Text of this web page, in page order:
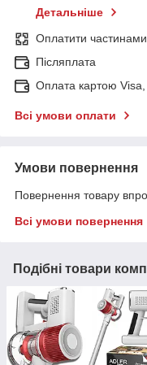
Детальніше
Оплатити частинами
Післяплата
Оплата картою
Всі умови оплати
Умови повернення
Повернення товару
Всі умови повернення
Подібні товари